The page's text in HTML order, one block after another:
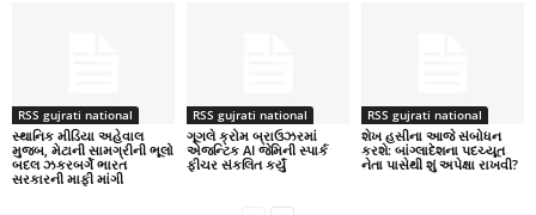
RSS gujrati national
સ્થાનિક મીડિયા અહેવાલ
મુજબ, મેટાની સામગ્રીની ભૂલો
બદલ ઝકરબર્ગે ભારત
સરકારની માફી માંગી
RSS gujrati national
ગૂગલે ક્રોમ બ્રાઉઝરમાં
એજન્ટિક AI જેમિની સ્પાર્ક
ફીચર સંકલિત કર્યું
RSS gujrati national
શેખ હસીના આજે સંબોધન
કરશે: બાંગ્લાદેશના પદચ્યૂત
નેતા પાસેથી શું અપેક્ષા રાખવી?